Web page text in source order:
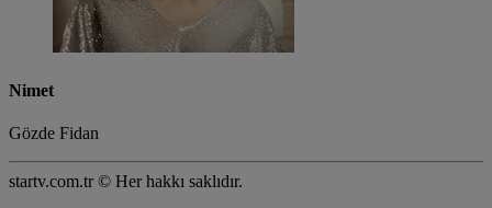
Nimet
Gözde Fidan
startv.com.tr © Her hakkı saklıdır.